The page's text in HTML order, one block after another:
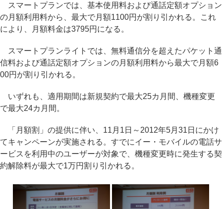
スマートプランでは、基本使用料および通話定額オプション
の月額利用料から、最大で月額1100円が割り引かれる。これ
により、月額料金は3795円になる。
スマートプランライトでは、無料通信分を超えたパケット通
信料および通話定額オプションの月額利用料から最大で月額6
00円が割り引かれる。
いずれも、適用期間は新規契約で最大25カ月間、機種変更
で最大24カ月間。
「月額割」の提供に伴い、11月1日～2012年5月31日にかけ
てキャンペーンが実施される。すでにイー・モバイルの電話サ
ービスを利用中のユーザーが対象で、機種変更時に発生する契
約解除料が最大で1万円割り引かれる。